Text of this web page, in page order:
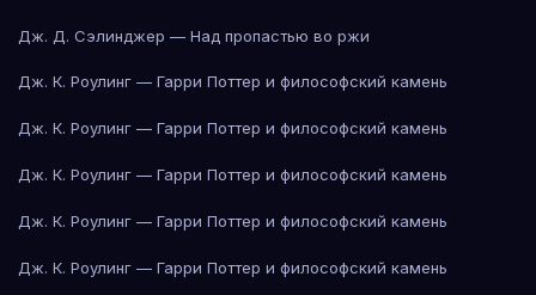
Дж. Д. Сэлинджер — Над пропастью во ржи
Дж. К. Роулинг — Гарри Поттер и философский камень
Дж. К. Роулинг — Гарри Поттер и философский камень
Дж. К. Роулинг — Гарри Поттер и философский камень
Дж. К. Роулинг — Гарри Поттер и философский камень
Дж. К. Роулинг — Гарри Поттер и философский камень